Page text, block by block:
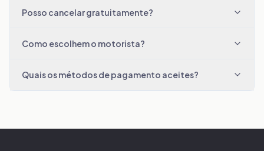
Posso cancelar gratuitamente?
Como escolhem o motorista?
Quais os métodos de pagamento aceites?